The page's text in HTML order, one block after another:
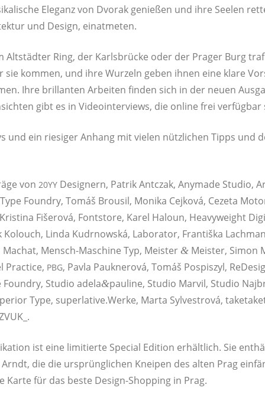
Ele­ganz von Dvor­ak genie­ßen und ihre See­len
und Design, einatmeten.
Alt­städ­ter Ring, der Karls­brü­cke oder der Pra­ger Burg
sie kom­men, und ihre Wur­zeln geben ihnen eine kla­re
Ihre bril­lan­ten Arbei­ten fin­den sich in der neu­en
gibt es in Video­in­ter­views, die online frei
und ein rie­si­ger Anhang mit vie­len nütz­li­chen Tipps und
von 20YY Desi­gnern, Patrik Ant­c­zak, Any­ma­de Stu­dio,
Found­ry, Tomáš Brou­sil, Moni­ka Cej­ko­vá, Ceze­ta
Fišer­ová, Fonts­to­re, Karel Haloun, Hea­vy­weight
Kolouch, Lin­da Kudrnow­ská, Labo­ra­tor, Fran­tiš­ka
Mensch-Maschi­ne Typ, Meis­ter & Meis­ter, Simon
Prac­ti­ce, PBG, Pav­la Pau­kner­ová, Tomáš Pos­pis­zyl,
Found­ry, Stu­dio adela&pauline, Stu­dio Mar­vil, Stu­dio
Type, superlative.Werke, Mar­ta Syl­vestro­vá,
ist eine limi­tier­te Spe­cial Edi­ti­on erhält­lich. Sie
die die ursprüng­li­chen Knei­pen des alten Prag
Kar­te für das bes­te Design-Shop­ping in Prag.